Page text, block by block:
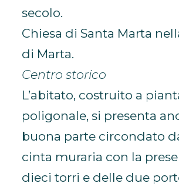
secolo.
Chiesa di Santa Marta
di Marta.
Centro storico
L’abitato, costruito a
poligonale, si presenta
buona parte circondato
cinta muraria con la
dieci torri e delle due